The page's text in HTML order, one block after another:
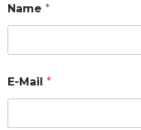
Name *
E-Mail *